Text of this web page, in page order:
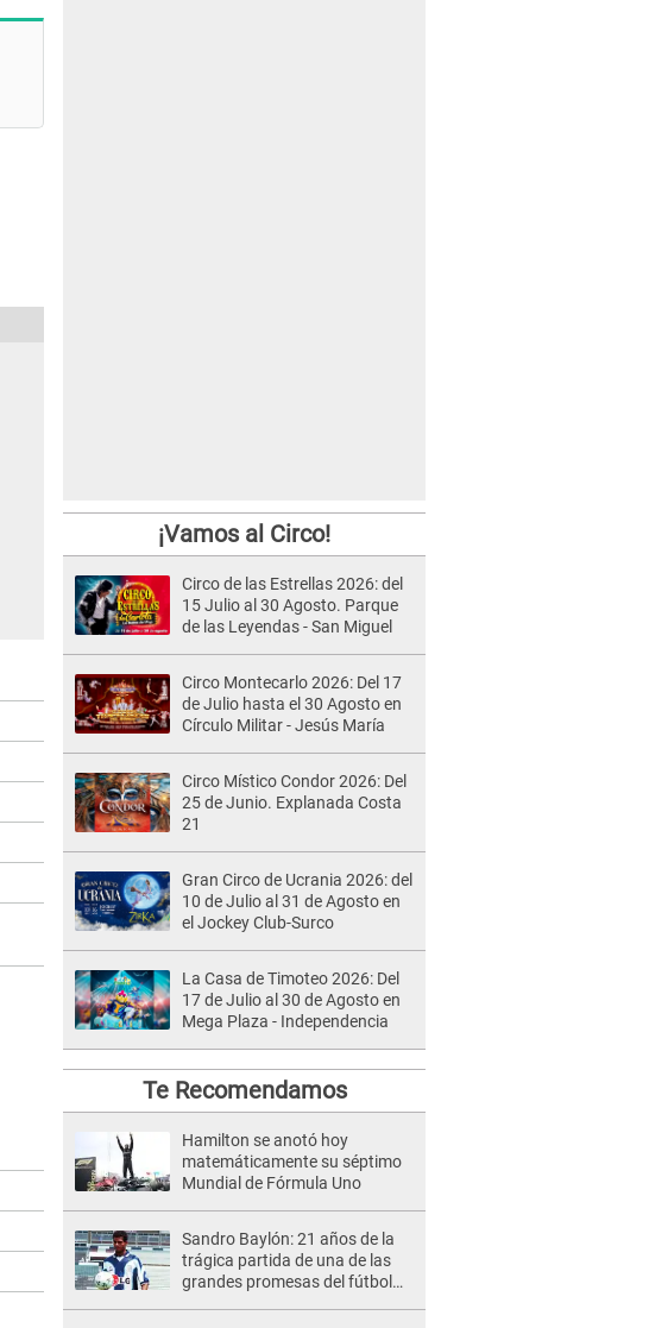
¡Vamos al Circo!
Circo de las Estrellas 2026: del
15 Julio al 30 Agosto. Parque
de las Leyendas - San Miguel
Circo Montecarlo 2026: Del 17
de Julio hasta el 30 Agosto en
Círculo Militar - Jesús María
Circo Místico Condor 2026: Del
25 de Junio. Explanada Costa
21
Gran Circo de Ucrania 2026: del
10 de Julio al 31 de Agosto en
el Jockey Club-Surco
La Casa de Timoteo 2026: Del
17 de Julio al 30 de Agosto en
Mega Plaza - Independencia
Te Recomendamos
Hamilton se anotó hoy
matemáticamente su séptimo
Mundial de Fórmula Uno
Sandro Baylón: 21 años de la
trágica partida de una de las
grandes promesas del fútbol